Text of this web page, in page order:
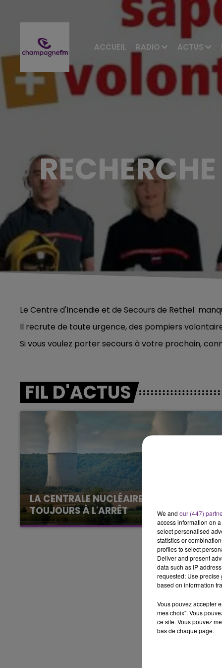
ACCUEIL RADIO ACTUS
7h00 - 11h00
BEST OF
Le Centre d'Incendie et de Secours de Rethel
Il recrute de toute urgence, des pompiers
Si vous voulez porter secours à votre prochain,
FIL D'ACTUS
LA CENTRALE NUCLÉAIRE DE CHOOZ
TOUJOURS À L'ARRÊT
Cela fait déjà une semaine que la centrale
nucléaire ardennaise est à l'arrêt. Une situation
justifiée par la sécheresse intense qui est
We and our (447)
access information on
select personalised
statistics or
profiles to select
Deliver and present
data such as IP
requested; Use precise
based on information
Vous pouvez accepter
mes choix". Vous
ce site. Vous pouvez
bas de chaque page.